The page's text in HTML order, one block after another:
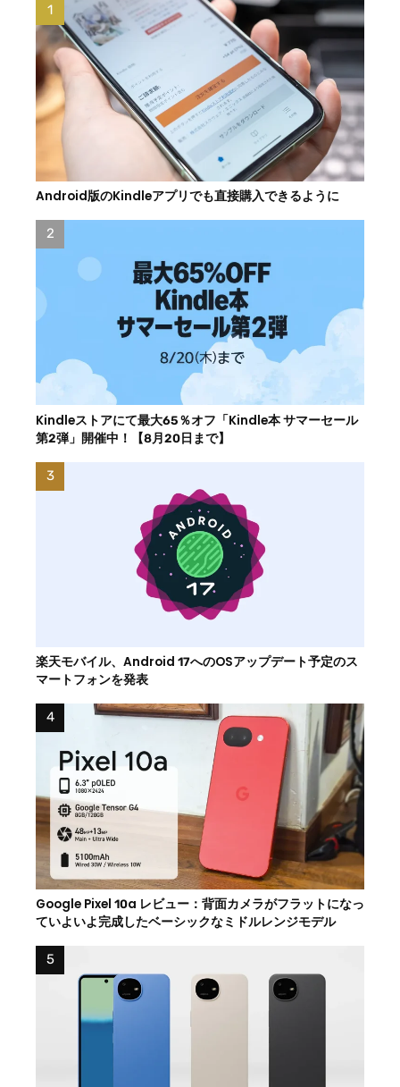
Android版のKindleアプリでも直接購入できるように
Kindleストアにて最大65％オフ「Kindle本 サマーセール
第2弾」開催中！【8月20日まで】
楽天モバイル、Android 17へのOSアップデート予定のス
マートフォンを発表
Google Pixel 10a レビュー：背面カメラがフラットになっ
ていよいよ完成したベーシックなミドルレンジモデル